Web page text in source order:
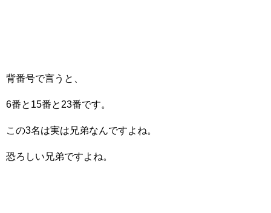
背番号で言うと、
6番と15番と23番です。
この3名は実は兄弟なんですよね。
恐ろしい兄弟ですよね。